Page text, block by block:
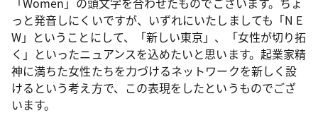
っと発音しにくいですが、いずれにいたしましても「N E
W」ということにして、「新しい東京」、「女性が切り拓
く」といったニュアンスを込めたいと思います。起業家精
神に満ちた女性たちを力づけるネットワークを新しく設
けるという考え方で、この表現をしたというものでござ
います。